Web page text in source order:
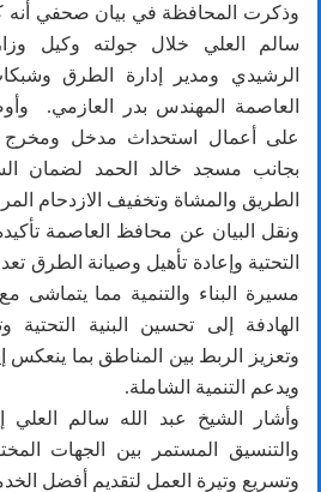
وذكرت المحافظة في بيان صحفي أنه
سالم العلي خلال جولته وكيل
الرشيدي ومدير إدارة الطرق
العاصمة المهندس بدر العازمي.
على أعمال استحداث مدخل
بجانب مسجد خالد الحمد لضمان
الطريق والمشاة وتخفيف الازدحام
ونقل البيان عن محافظ العاصمة
التحتية وإعادة تأهيل وصيانة الطرق
مسيرة البناء والتنمية مما يتماشى مع
الهادفة إلى تحسين البنية التحتية
وتعزيز الربط بين المناطق بما ينعكس
ويدعم التنمية الشاملة.
وأشار الشيخ عبد الله سالم العلي
والتنسيق المستمر بين الجهات
وتسريع وتيرة العمل لتقديم أفضل